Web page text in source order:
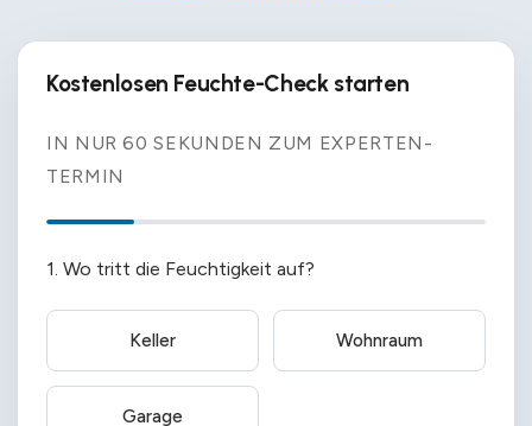
Kostenlosen Feuchte-Check starten
IN NUR 60 SEKUNDEN ZUM EXPERTEN-
TERMIN
1. Wo tritt die Feuchtigkeit auf?
Keller Wohnraum
Garage